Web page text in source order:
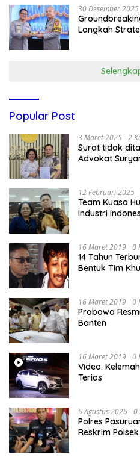
30 Desember 2025
Langkah
Popular Post
3 Maret 2025 2
Surat tidak
Advokat
12 Februari 2025
Team Kuasa
Industri
16 Maret 2019 0
14 Tahun
Bentuk Tim
16 Maret 2019 0
Prabowo
Banten
16 Maret 2019 0
Video:
Terios
5 Agustus 2026 0
Polres
Reskrim